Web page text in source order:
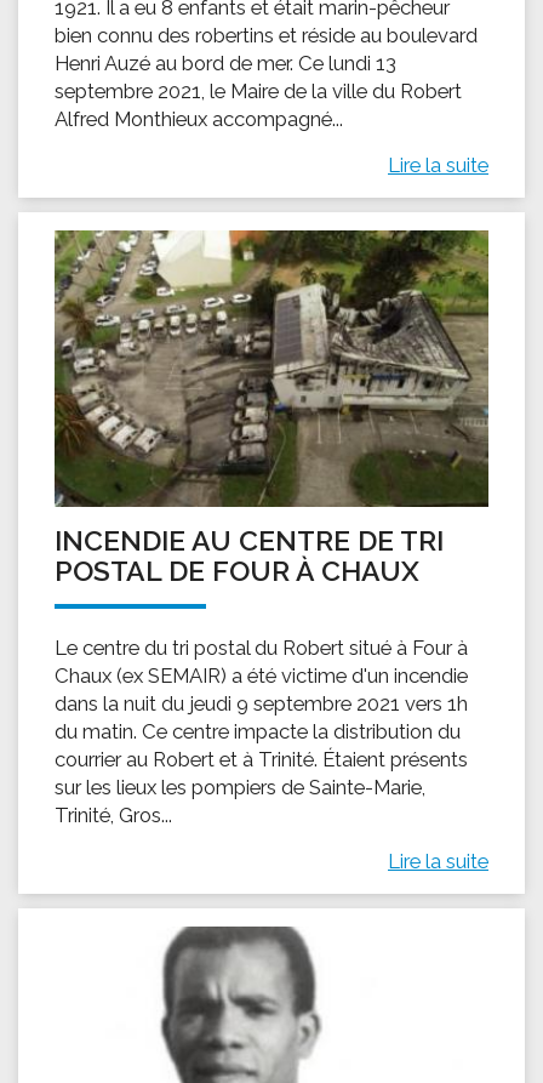
1921. Il a eu 8 enfants et était marin-pêcheur
bien connu des robertins et réside au boulevard
Henri Auzé au bord de mer. Ce lundi 13
septembre 2021, le Maire de la ville du Robert
Alfred Monthieux accompagné...
Lire la suite
INCENDIE AU CENTRE DE TRI
POSTAL DE FOUR À CHAUX
Le centre du tri postal du Robert situé à Four à
Chaux (ex SEMAIR) a été victime d'un incendie
dans la nuit du jeudi 9 septembre 2021 vers 1h
du matin. Ce centre impacte la distribution du
courrier au Robert et à Trinité. Étaient présents
sur les lieux les pompiers de Sainte-Marie,
Trinité, Gros...
Lire la suite